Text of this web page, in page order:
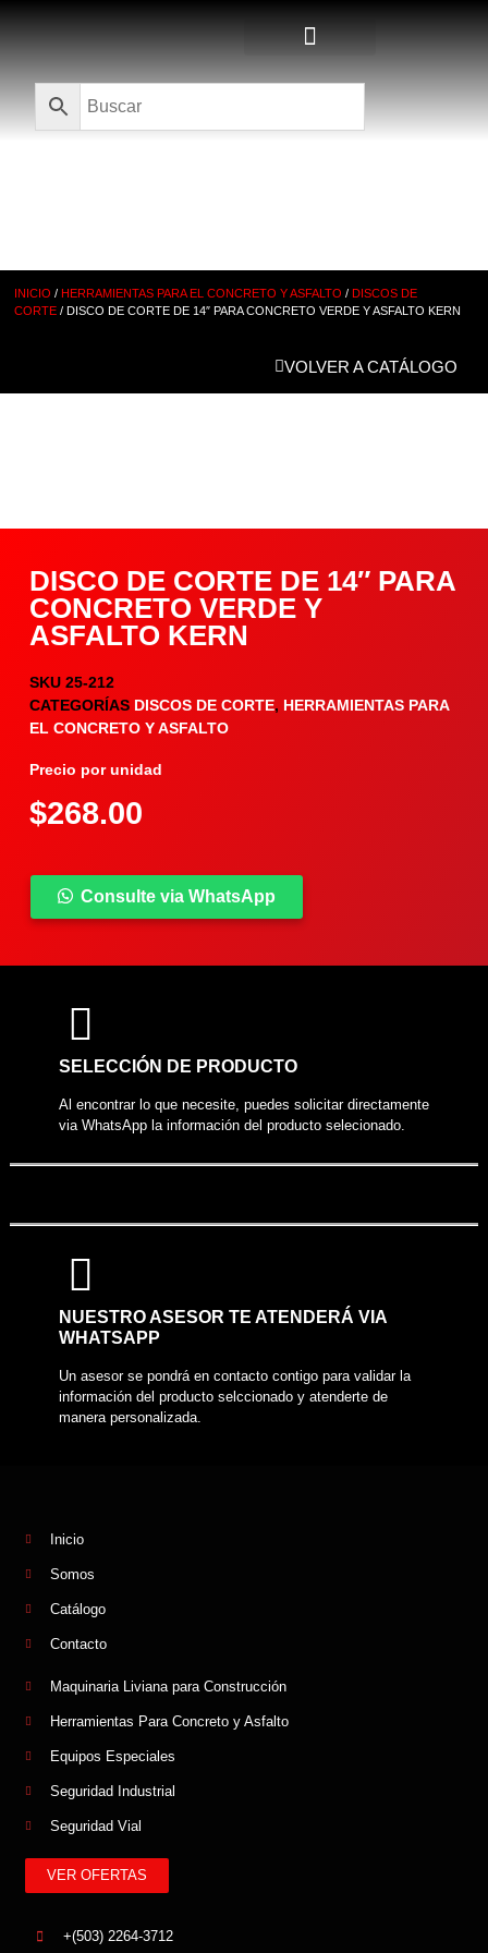
INICIO /HERRAMIENTAS PARA EL CONCRETO Y ASFALTO /DISCOS DE
CORTE / DISCO DE CORTE DE 14″ PARA CONCRETO VERDE Y ASFALTO KERN
VOLVER A CATÁLOGO
DISCO DE CORTE DE 14″ PARA
CONCRETO VERDE Y
ASFALTO KERN
SKU 25-212
CATEGORÍAS DISCOS DE CORTE, HERRAMIENTAS PARA
EL CONCRETO Y ASFALTO
Precio por unidad
$268.00
Consulte via WhatsApp
COMPARTIR PRODUCTO
SELECCIÓN DE PRODUCTO
Al encontrar lo que necesite, puedes solicitar directamente
via WhatsApp la información del producto selecionado.
NUESTRO ASESOR TE ATENDERÁ VIA
WHATSAPP
Un asesor se pondrá en contacto contigo para validar la
información del producto selccionado y atenderte de
manera personalizada.
Inicio
Somos
Catálogo
Contacto
Maquinaria Liviana para Construcción
Herramientas Para Concreto y Asfalto
Equipos Especiales
Seguridad Industrial
Seguridad Vial
VER OFERTAS
+(503) 2264-3712